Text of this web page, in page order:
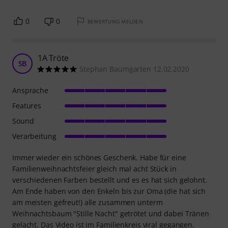
0 0 BEWERTUNG MELDEN
SB 1A Tröte
Stephan Baumgarten 12.02.2020
Immer wieder ein schönes Geschenk. Habe für eine
Familienweihnachtsfeier gleich mal acht Stück in
verschiedenen Farben bestellt und es es hat sich gelohnt.
Am Ende haben von den Enkeln bis zur Oma (die hat sich
am meisten gefreut!) alle zusammen unterm
Weihnachtsbaum "Stille Nacht" getrötet und dabei Tränen
gelacht. Das Video ist im Familienkreis viral gegangen.
Ansprache
Features
Sound
Verarbeitung